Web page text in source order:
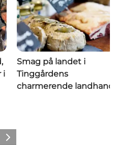
i
Smag på landet i
Tinggårdens
charmerende
Næste